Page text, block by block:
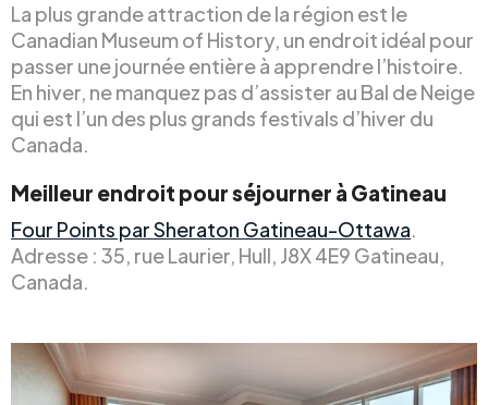
La plus grande attraction de la région est le
Canadian Museum of History, un endroit idéal pour
passer une journée entière à apprendre l’histoire.
En hiver, ne manquez pas d’assister au Bal de Neige
qui est l’un des plus grands festivals d’hiver du
Canada.
Meilleur endroit pour séjourner à Gatineau
Four Points par Sheraton Gatineau-Ottawa.
Adresse : 35, rue Laurier, Hull, J8X 4E9 Gatineau,
Canada.